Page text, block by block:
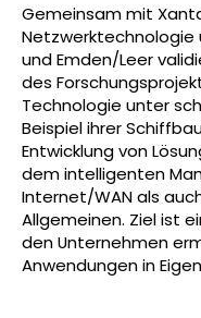
Gemeinsam mit
Netzwerktechnologie
und Emden/Leer
des
Technologie unter
Beispiel ihrer
Entwicklung von
dem intelligenten
Internet/WAN als
Allgemeinen. Ziel ist
den Unternehmen
Anwendungen in